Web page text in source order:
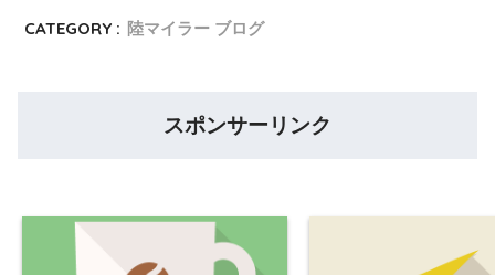
CATEGORY : 陸マイラー ブログ
スポンサーリンク